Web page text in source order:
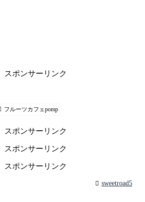
スポンサーリンク
フルーツカフェpomp
スポンサーリンク
スポンサーリンク
スポンサーリンク
sweetroad5